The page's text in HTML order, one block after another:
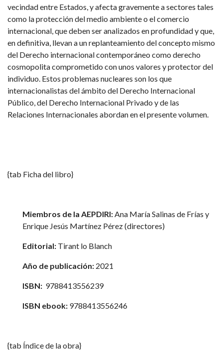
vecindad entre Estados, y afecta gravemente a sectores tales
como la protección del medio ambiente o el comercio
internacional, que deben ser analizados en profundidad y que,
en definitiva, llevan a un replanteamiento del concepto mismo
del Derecho internacional contemporáneo como derecho
cosmopolita comprometido con unos valores y protector del
individuo. Estos problemas nucleares son los que
internacionalistas del ámbito del Derecho Internacional
Público, del Derecho Internacional Privado y de las
Relaciones Internacionales abordan en el presente volumen.
{tab Ficha del libro}
Miembros de la AEPDIRI:Ana María Salinas de Frías y
Enrique Jesús Martínez Pérez (directores)
Editorial: Tirant lo Blanch
Año de publicación: 2021
ISBN: 9788413556239
ISBN ebook: 9788413556246
{tab Índice de la obra}